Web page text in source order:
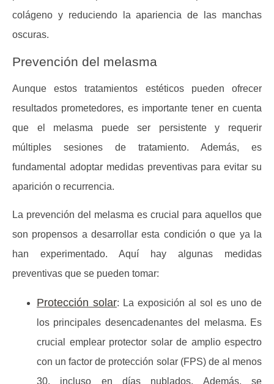
colágeno y reduciendo la apariencia de las manchas
oscuras.
Prevención del melasma
Aunque estos tratamientos estéticos pueden ofrecer
resultados prometedores, es importante tener en cuenta
que el melasma puede ser persistente y requerir
múltiples sesiones de tratamiento. Además, es
fundamental adoptar medidas preventivas para evitar su
aparición o recurrencia.
La prevención del melasma es crucial para aquellos que
son propensos a desarrollar esta condición o que ya la
han experimentado. Aquí hay algunas medidas
preventivas que se pueden tomar:
Protección solar: La exposición al sol es uno de
los principales desencadenantes del melasma. Es
crucial emplear protector solar de amplio espectro
con un factor de protección solar (FPS) de al menos
30, incluso en días nublados. Además, se